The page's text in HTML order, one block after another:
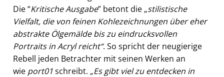
Die “Kritische Ausgabe” betont die „stilistische
Vielfalt, die von feinen Kohlezeichnungen über eher
abstrakte Ölgemälde bis zu eindrucksvollen
Portraits in Acryl reicht“. So spricht der neugierige
Rebell jeden Betrachter mit seinen Werken an
wie port01schreibt. „Es gibt viel zu entdecken in